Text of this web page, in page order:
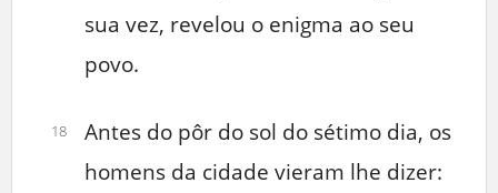
sua vez, revelou o enigma ao seu
povo.
18
Antes do pôr do sol do sétimo dia, os
homens da cidade vieram lhe dizer: